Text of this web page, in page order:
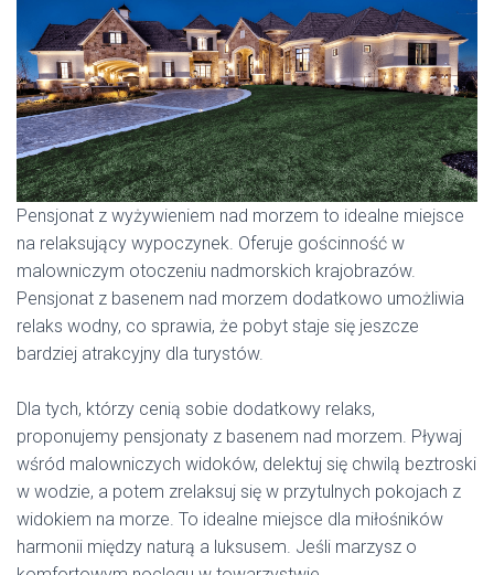
Pensjonat z wyżywieniem nad morzem to idealne miejsce
na relaksujący wypoczynek. Oferuje gościnność w
malowniczym otoczeniu nadmorskich krajobrazów.
Pensjonat z basenem nad morzem dodatkowo umożliwia
relaks wodny, co sprawia, że pobyt staje się jeszcze
bardziej atrakcyjny dla turystów.
Dla tych, którzy cenią sobie dodatkowy relaks,
proponujemy pensjonaty z basenem nad morzem. Pływaj
wśród malowniczych widoków, delektuj się chwilą beztroski
w wodzie, a potem zrelaksuj się w przytulnych pokojach z
widokiem na morze. To idealne miejsce dla miłośników
harmonii między naturą a luksusem. Jeśli marzysz o